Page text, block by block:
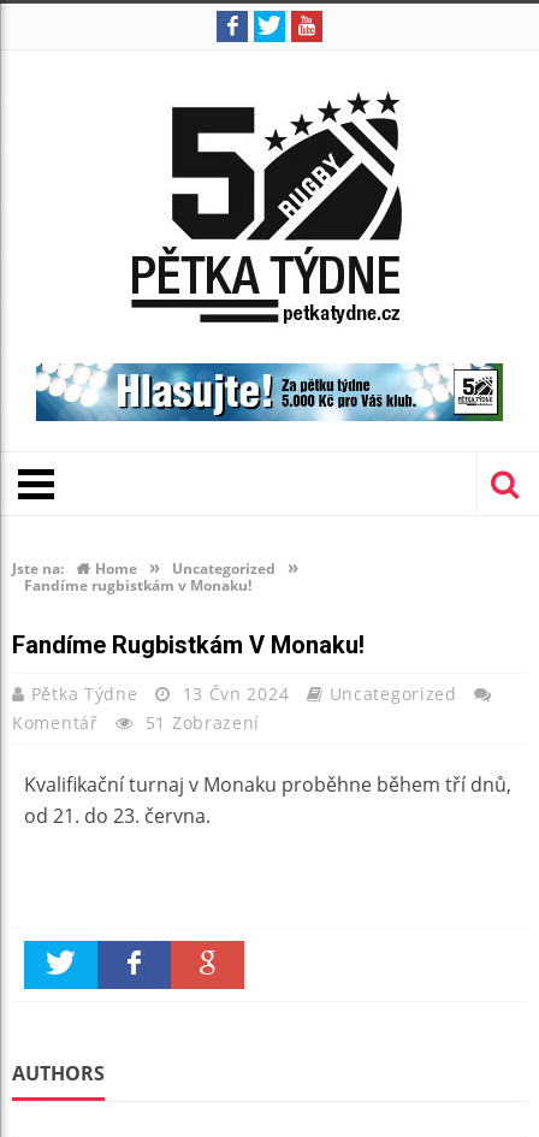
Jste na: Home » Uncategorized »
Fandíme rugbistkám v Monaku!
Fandíme Rugbistkám V Monaku!
Pětka Týdne 13 Čvn 2024
Uncategorized
Komentář
51 Zobrazení
Kvalifikační turnaj v Monaku proběhne během tří dnů,
od 21. do 23. června.
AUTHORS